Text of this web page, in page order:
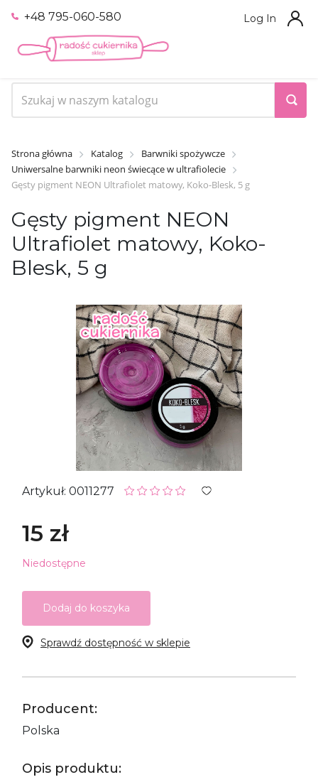
+48 795-060-580 Log In
Strona główna Katalog
Barwniki spożywcze
Uniwersalne barwniki neon świecące w ultrafiolecie
Gęsty pigment NEON Ultrafiolet matowy, Koko-Blesk, 5 g
Gęsty pigment NEON
Ultrafiolet matowy, Koko-
Blesk, 5 g
Artykuł: 0011277
15 zł
Niedostępne
Dodaj do koszyka
Sprawdź dostępność w sklepie
Producent:
Polska
Opis produktu: